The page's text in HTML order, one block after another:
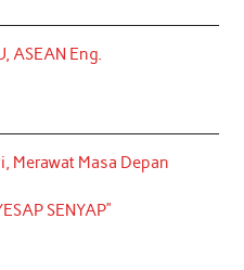
ASEAN Eng.
Merawat Masa Depan
SENYAP”